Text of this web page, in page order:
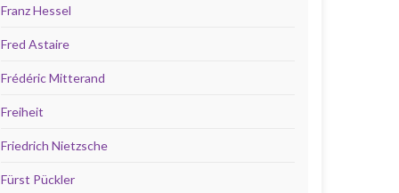
Franz Hessel
Fred Astaire
Frédéric Mitterand
Freiheit
Friedrich Nietzsche
Fürst Pückler